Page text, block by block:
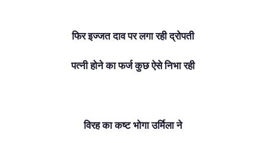
फिर इज्जत दाव पर लगा रही द्रोपती
पत्नी होने का फर्ज कुछ ऐसे निभा रही
विरह का कष्ट भोगा उर्मिला ने